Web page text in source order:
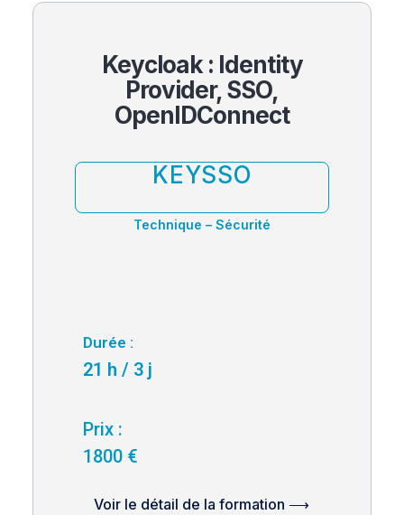
Keycloak : Identity
Provider, SSO,
OpenIDConnect​
KEYSSO
Technique – Sécurité
Durée :
21 h / 3 j
Prix :
1800 €
Voir le détail de la formation ⟶